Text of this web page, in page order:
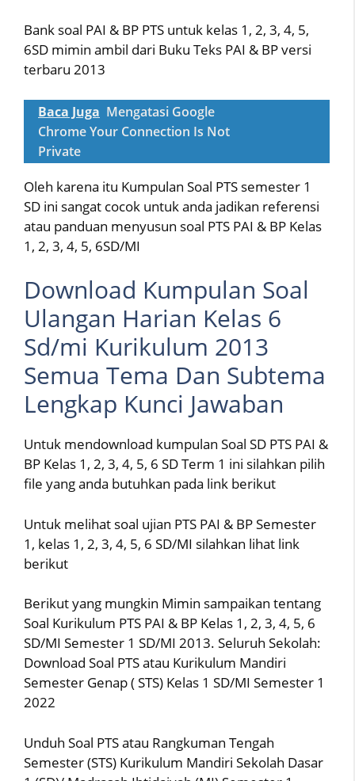
Bank soal PAI & BP PTS untuk kelas 1, 2, 3, 4, 5,
6SD mimin ambil dari Buku Teks PAI & BP versi
terbaru 2013
Baca Juga Mengatasi Google
Chrome Your Connection Is Not
Private
Oleh karena itu Kumpulan Soal PTS semester 1
SD ini sangat cocok untuk anda jadikan referensi
atau panduan menyusun soal PTS PAI & BP Kelas
1, 2, 3, 4, 5, 6SD/MI
Download Kumpulan Soal
Ulangan Harian Kelas 6
Sd/mi Kurikulum 2013
Semua Tema Dan Subtema
Lengkap Kunci Jawaban
Untuk mendownload kumpulan Soal SD PTS PAI &
BP Kelas 1, 2, 3, 4, 5, 6 SD Term 1 ini silahkan pilih
file yang anda butuhkan pada link berikut
Untuk melihat soal ujian PTS PAI & BP Semester
1, kelas 1, 2, 3, 4, 5, 6 SD/MI silahkan lihat link
berikut
Berikut yang mungkin Mimin sampaikan tentang
Soal Kurikulum PTS PAI & BP Kelas 1, 2, 3, 4, 5, 6
SD/MI Semester 1 SD/MI 2013. Seluruh Sekolah:
Download Soal PTS atau Kurikulum Mandiri
Semester Genap ( STS) Kelas 1 SD/MI Semester 1
2022
Unduh Soal PTS atau Rangkuman Tengah
Semester (STS) Kurikulum Mandiri Sekolah Dasar